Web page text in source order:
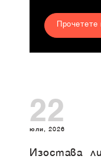
Прочетете
22
юли, 2026
Изоставa